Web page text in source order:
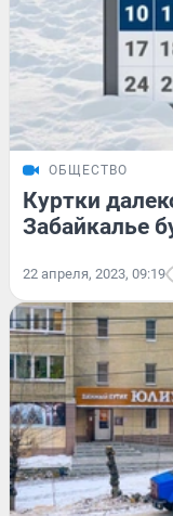
ОБЩЕСТВО
Куртки
Забайкалье
22 апреля, 2023, 09:19